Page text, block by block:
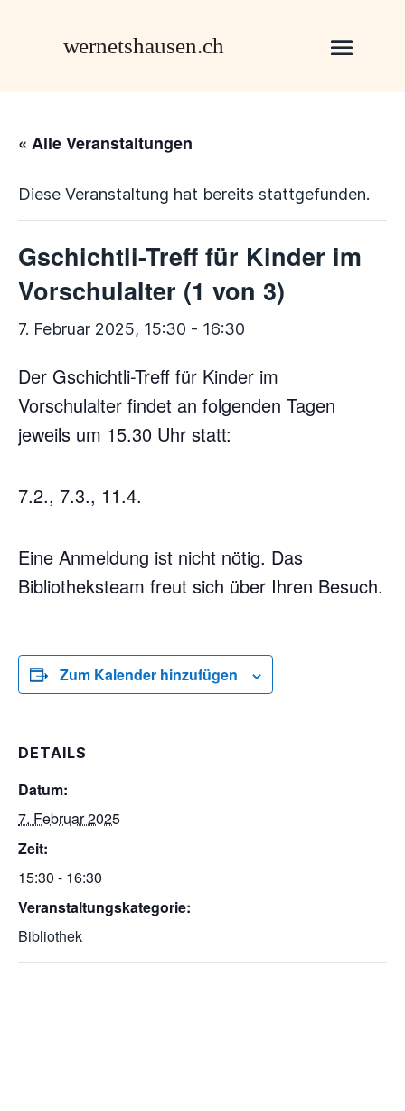
« Alle Veranstaltungen
Diese Veranstaltung hat bereits stattgefunden.
Gschichtli-Treff für Kinder im
Vorschulalter (1 von 3)
7. Februar 2025, 15:30 - 16:30
Der Gschichtli-Treff für Kinder im
Vorschulalter findet an folgenden Tagen
jeweils um 15.30 Uhr statt:
7.2., 7.3., 11.4.
Eine Anmeldung ist nicht nötig. Das
Bibliotheksteam freut sich über Ihren Besuch.
Zum Kalender hinzufügen
DETAILS
Datum:
7. Februar 2025
Zeit:
15:30 - 16:30
Veranstaltungskategorie:
Bibliothek